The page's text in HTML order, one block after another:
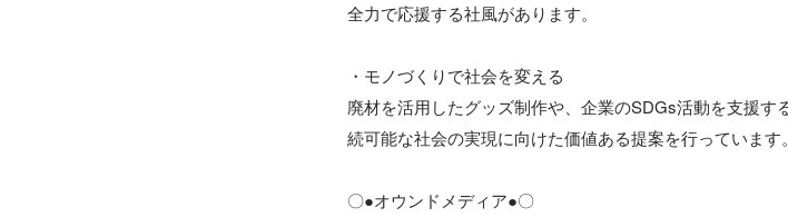
全力で応援する社風があります。
・モノづくりで社会を変える
廃材を活用したグッズ制作や、企業のSDGs活動を支援
続可能な社会の実現に向けた価値ある提案を行っています。
〇●オウンドメディア●〇